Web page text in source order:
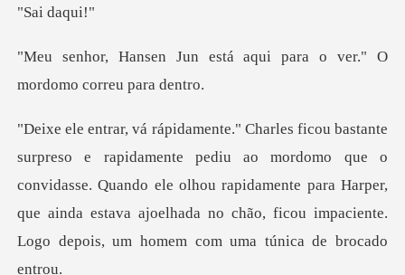
daq
stá aqui para o ver." O
m
o mordomo que o
convidasse. Quando ele olhou rapidamente para Harper,
que ainda estava aj